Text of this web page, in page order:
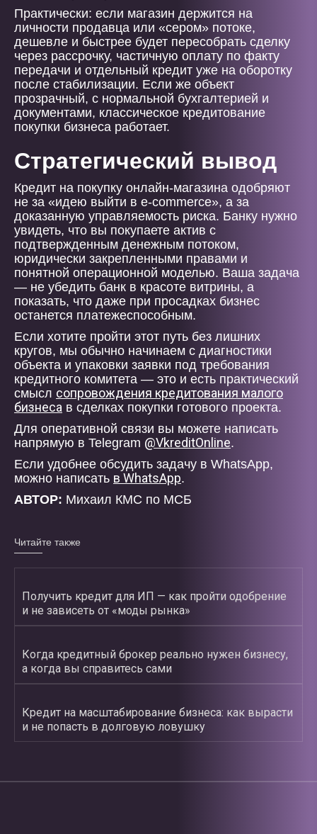
Практически: если магазин держится на
личности продавца или «сером» потоке,
дешевле и быстрее будет пересобрать сделку
через рассрочку, частичную оплату по факту
передачи и отдельный кредит уже на оборотку
после стабилизации. Если же объект
прозрачный, с нормальной бухгалтерией и
документами, классическое кредитование
покупки бизнеса работает.
Стратегический вывод
Кредит на покупку онлайн-магазина одобряют
не за «идею выйти в e-commerce», а за
доказанную управляемость риска. Банку нужно
увидеть, что вы покупаете актив с
подтвержденным денежным потоком,
юридически закрепленными правами и
понятной операционной моделью. Ваша задача
— не убедить банк в красоте витрины, а
показать, что даже при просадках бизнес
останется платежеспособным.
Если хотите пройти этот путь без лишних
кругов, мы обычно начинаем с диагностики
объекта и упаковки заявки под требования
кредитного комитета — это и есть практический
смысл сопровождения кредитования малого
бизнеса в сделках покупки готового проекта.
Для оперативной связи вы можете написать
напрямую в Telegram @VkreditOnline.
Если удобнее обсудить задачу в WhatsApp,
можно написать в WhatsApp.
АВТОР: Михаил КМС по МСБ
Читайте также
Получить кредит для ИП — как пройти одобрение
и не зависеть от «моды рынка»
Когда кредитный брокер реально нужен бизнесу,
а когда вы справитесь сами
Кредит на масштабирование бизнеса: как вырасти
и не попасть в долговую ловушку